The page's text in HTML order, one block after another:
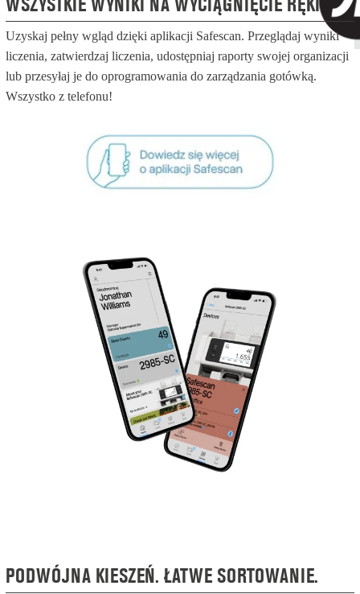
Uzyskaj pełny wgląd dzięki aplikacji Safescan. Przeglądaj wyniki
liczenia, zatwierdzaj liczenia, udostępniaj raporty swojej organizacji
lub przesyłaj je do oprogramowania do zarządzania gotówką.
Wszystko z telefonu!
PODWÓJNA KIESZEŃ. ŁATWE SORTOWANIE.